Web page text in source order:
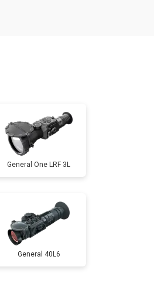
General One LRF 3L
General 40L6